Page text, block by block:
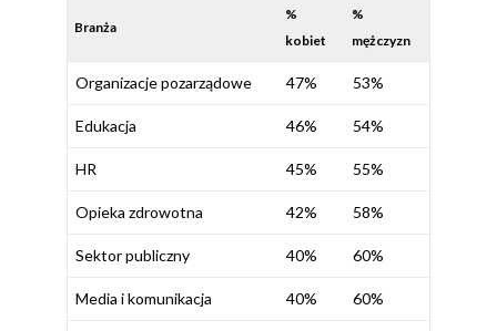
Branża
%
kobiet
%
mężczyzn
Organizacje pozarządowe 47% 53%
Edukacja 46% 54%
HR 45% 55%
Opieka zdrowotna 42% 58%
Sektor publiczny 40% 60%
Media i komunikacja 40% 60%